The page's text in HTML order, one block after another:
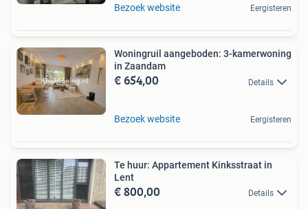
Bezoek website Eergisteren
Woningruil aangeboden: 3-kamerwoning
in Zaandam
€ 654,00 Details
Bezoek website Eergisteren
Te huur: Appartement Kinksstraat in
Lent
€ 800,00 Details